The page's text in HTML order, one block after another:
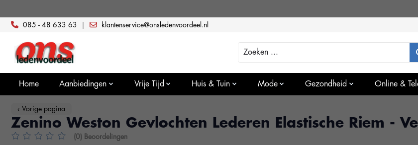
085 - 48 633 63 klantenservice@onsledenvoordeel.nl
Zoeken
Home Aanbiedingen Vrije Tijd Huis & Tuin Mode Gezondheid Online &
‹ Vorige pagina
Zenino Weston Gevlochten Lederen Elastische Riem -
De beoordeling van dit product is0van de 5
(0) Beoordelingen